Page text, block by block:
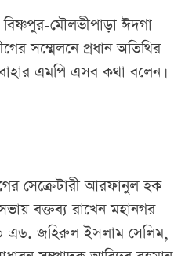
মৌলভীপাড়া ঈদগা
সম্মেলনে প্রধান অতিথির
এমপি এসব কথা বলেন।
সেক্রেটারী আরফানুল হক
বক্তব্য রাখেন মহানগর
এড. জহিরুল ইসলাম সেলিম,